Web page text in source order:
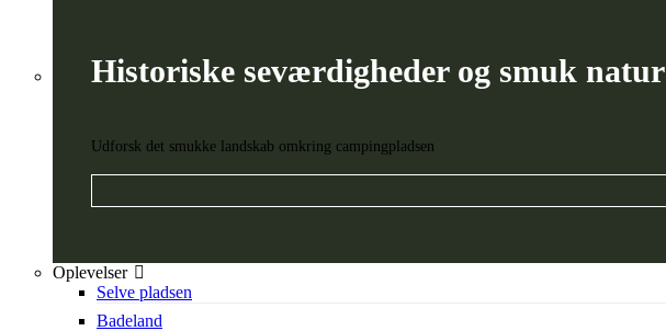
Historiske seværdigheder og smuk natur
Udforsk det smukke landskab omkring campingpladsen
Oplevelser
Selve pladsen
Badeland